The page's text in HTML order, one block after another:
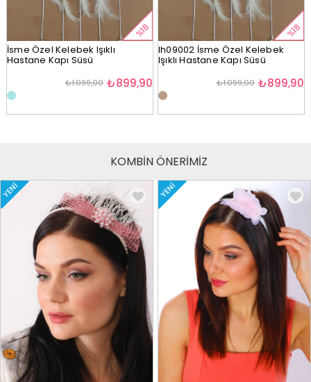
%18
İsme Özel Kelebek Işıklı
Hastane Kapı Süsü
₺899,90
₺1.099,00
%18
lh09002 İsme Özel Kelebek
Işıklı Hastane Kapı Süsü
₺899,90
₺1.099,00
KOMBİN ÖNERİMİZ
YENI YENI